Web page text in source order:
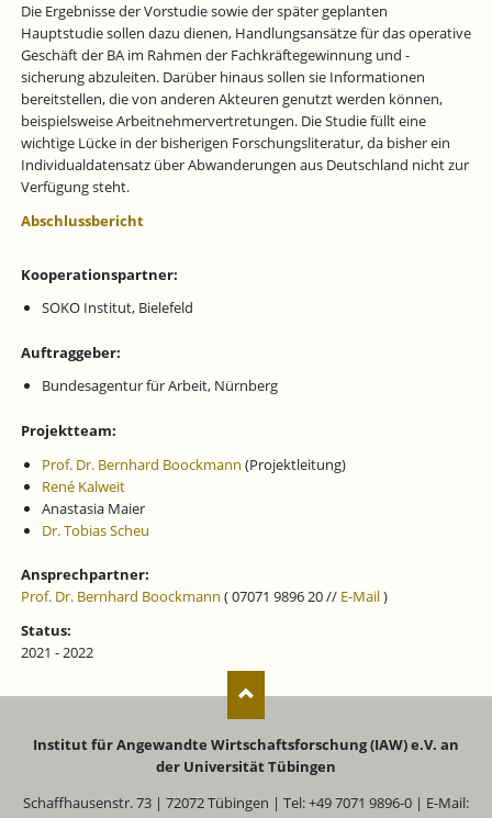
Die Ergebnisse der Vorstudie sowie der später geplanten
Hauptstudie sollen dazu dienen, Handlungsansätze für das operative
Geschäft der BA im Rahmen der Fachkräftegewinnung und -
sicherung abzuleiten. Darüber hinaus sollen sie Informationen
bereitstellen, die von anderen Akteuren genutzt werden können,
beispielsweise Arbeitnehmervertretungen. Die Studie füllt eine
wichtige Lücke in der bisherigen Forschungsliteratur, da bisher ein
Individualdatensatz über Abwanderungen aus Deutschland nicht zur
Verfügung steht.
Abschlussbericht
Kooperationspartner:
SOKO Institut, Bielefeld
Auftraggeber:
Bundesagentur für Arbeit, Nürnberg
Projektteam:
Prof. Dr. Bernhard Boockmann (Projektleitung)
René Kalweit
Anastasia Maier
Dr. Tobias Scheu
Ansprechpartner:
Prof. Dr. Bernhard Boockmann ( 07071 9896 20 // E-Mail)
Status:
2021 - 2022
Institut für Angewandte Wirtschaftsforschung (IAW) e.V. an
der Universität Tübingen
Schaffhausenstr. 73 | 72072 Tübingen | Tel: +49 7071 9896-0 | E-Mail: